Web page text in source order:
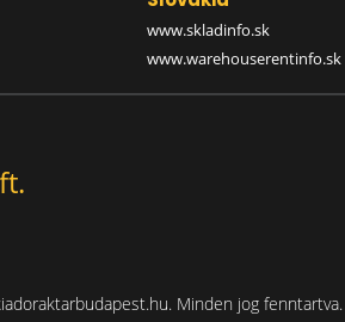
www.skladinfo.sk
www.warehouserentinfo.sk
Minden jog fenntartva.